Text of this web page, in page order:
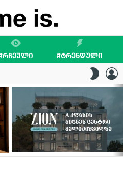
#ᲢᲠᲔᲜᲓᲣᲚᲘ
SKIN